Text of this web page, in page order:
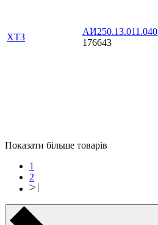
ХТЗ
АИ250.13.011.040
176643
Показати більше товарів
1
2